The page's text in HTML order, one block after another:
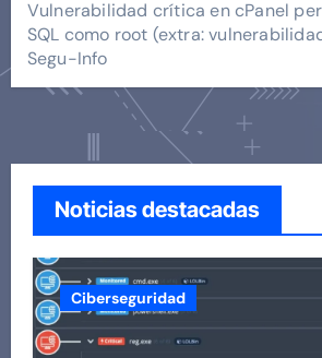
Vulnerabilidad crítica en cPanel
SQL como root (extra:
Segu-Info
Noticias destacadas
Ciberseguridad